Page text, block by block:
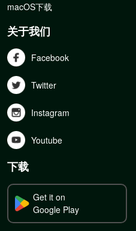
macOS下载
关于我们
Facebook
Twitter
Instagram
Youtube
下载
Get it on
Google Play